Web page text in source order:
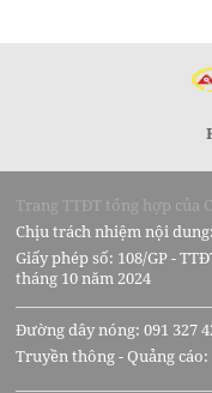
Trang TTĐT tổng hợp của
Chịu trách nhiệm nội
Giấy phép số: 108/GP -
tháng 10 năm 2024
Đường dây nóng: 091 327
Truyền thông - Quảng cáo: